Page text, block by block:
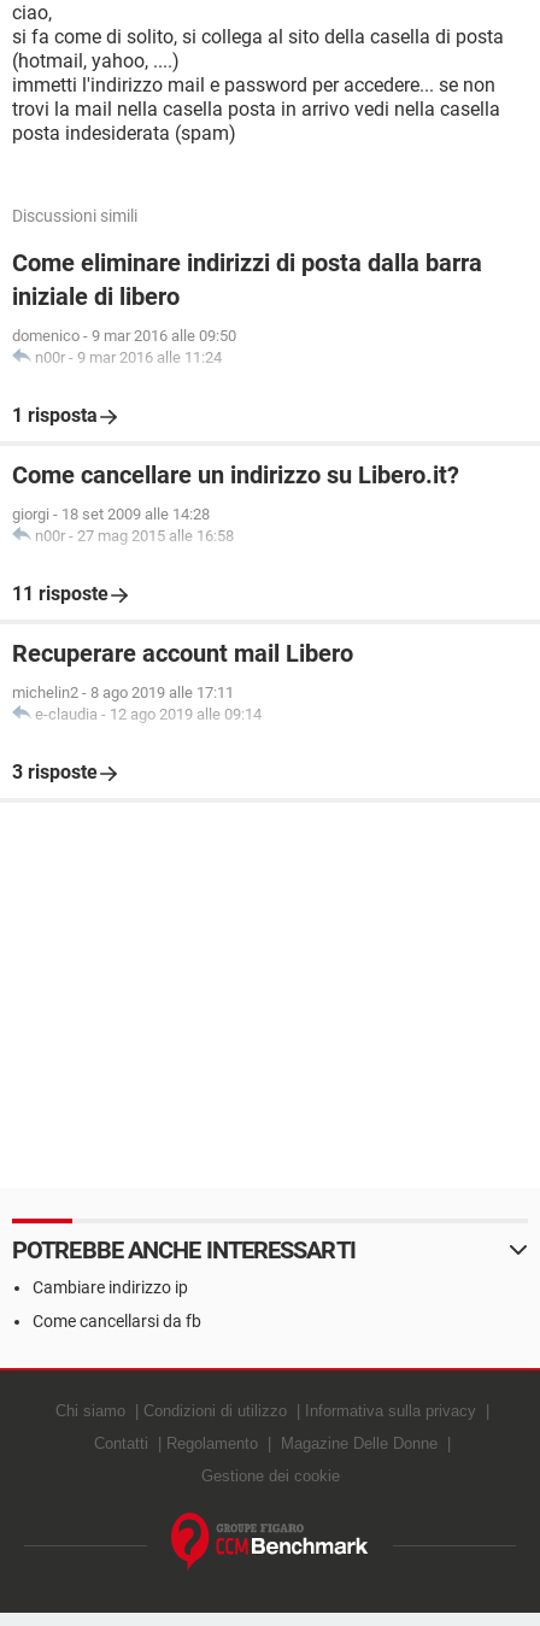
ciao,
si fa come di solito, si collega al sito della casella di posta
(hotmail, yahoo, ....)
immetti l'indirizzo mail e password per accedere... se non
trovi la mail nella casella posta in arrivo vedi nella casella
posta indesiderata (spam)
Discussioni simili
Come eliminare indirizzi di posta dalla barra
iniziale di libero
domenico - 9 mar 2016 alle 09:50
n00r - 9 mar 2016 alle 11:24
1 risposta
Come cancellare un indirizzo su Libero.it?
giorgi - 18 set 2009 alle 14:28
n00r - 27 mag 2015 alle 16:58
11 risposte
Recuperare account mail Libero
michelin2 - 8 ago 2019 alle 17:11
e-claudia - 12 ago 2019 alle 09:14
3 risposte
POTREBBE ANCHE INTERESSARTI
Cambiare indirizzo ip
Come cancellarsi da fb
Chi siamo Condizioni di utilizzo
Informativa sulla privacy
Contatti
Regolamento
Magazine Delle Donne
Gestione dei cookie